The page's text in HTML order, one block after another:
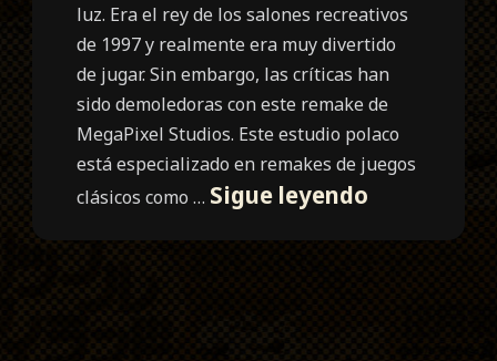
luz. Era el rey de los salones recreativos
de 1997 y realmente era muy divertido
de jugar. Sin embargo, las críticas han
sido demoledoras con este remake de
MegaPixel Studios. Este estudio polaco
está especializado en remakes de juegos
clásicos como … Sigue leyendo
Dead
Remake